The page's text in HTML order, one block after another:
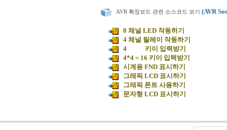
AVR 확장보드 관련 소스코드 보기 (AVR
8 체널 LED 작동하기
4 체널 릴레이 작동하기
4 키이 입력받기
4*4 = 16 키이 입력받기
시계용 FND 표시하기
그래픽 LCD 표시하기
그래픽 폰트 사용하기
문자형 LCD 표시하기